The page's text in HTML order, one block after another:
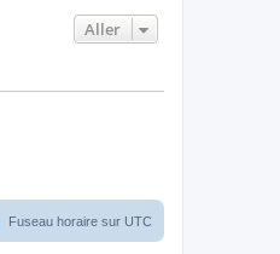
Aller
Fuseau horaire sur UTC